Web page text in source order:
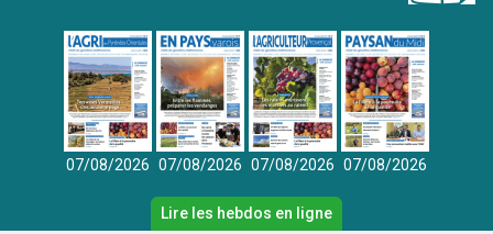
07/08/2026 07/08/2026 07/08/2026 07/08/2026
Lire les hebdos en ligne